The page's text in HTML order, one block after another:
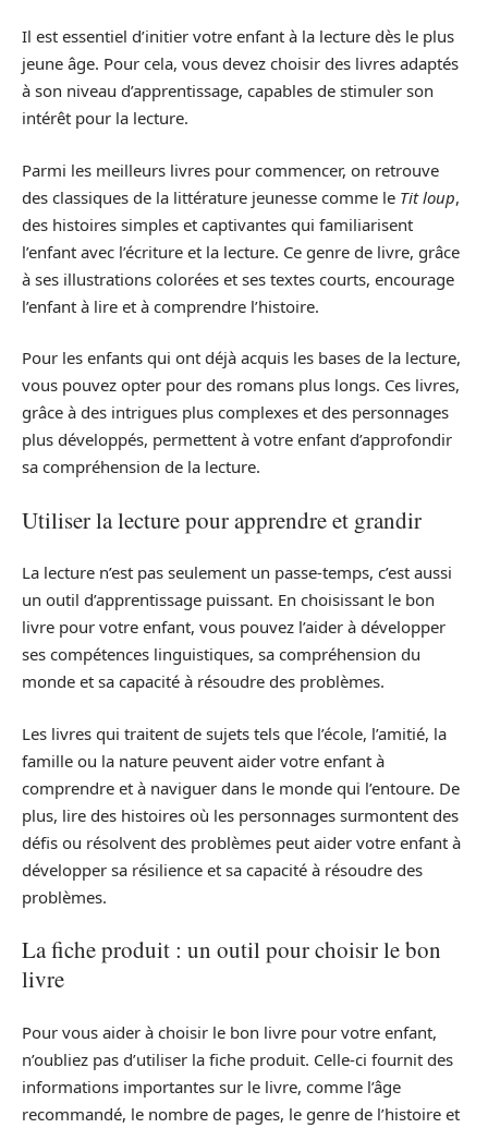
Il est essentiel d’initier votre enfant à la lecture dès le plus
jeune âge. Pour cela, vous devez choisir des livres adaptés
à son niveau d’apprentissage, capables de stimuler son
intérêt pour la lecture.
Parmi les meilleurs livres pour commencer, on retrouve
des classiques de la littérature jeunesse comme le Tit loup,
des histoires simples et captivantes qui familiarisent
l’enfant avec l’écriture et la lecture. Ce genre de livre, grâce
à ses illustrations colorées et ses textes courts, encourage
l’enfant à lire et à comprendre l’histoire.
Pour les enfants qui ont déjà acquis les bases de la lecture,
vous pouvez opter pour des romans plus longs. Ces livres,
grâce à des intrigues plus complexes et des personnages
plus développés, permettent à votre enfant d’approfondir
sa compréhension de la lecture.
Utiliser la lecture pour apprendre et grandir
La lecture n’est pas seulement un passe-temps, c’est aussi
un outil d’apprentissage puissant. En choisissant le bon
livre pour votre enfant, vous pouvez l’aider à développer
ses compétences linguistiques, sa compréhension du
monde et sa capacité à résoudre des problèmes.
Les livres qui traitent de sujets tels que l’école, l’amitié, la
famille ou la nature peuvent aider votre enfant à
comprendre et à naviguer dans le monde qui l’entoure. De
plus, lire des histoires où les personnages surmontent des
défis ou résolvent des problèmes peut aider votre enfant à
développer sa résilience et sa capacité à résoudre des
problèmes.
La fiche produit : un outil pour choisir le bon
livre
Pour vous aider à choisir le bon livre pour votre enfant,
n’oubliez pas d’utiliser la fiche produit. Celle-ci fournit des
informations importantes sur le livre, comme l’âge
recommandé, le nombre de pages, le genre de l’histoire et